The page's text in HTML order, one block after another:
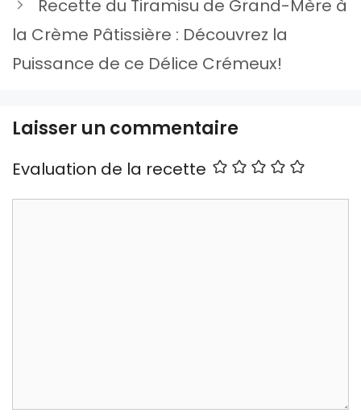
Recette du Tiramisu de Grand-Mère à
la Crème Pâtissière : Découvrez la
Puissance de ce Délice Crémeux!
Laisser un commentaire
Evaluation de la recette